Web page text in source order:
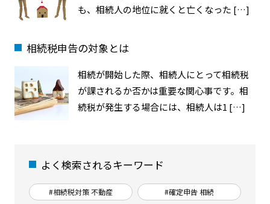
も、相続人の地位に就くと亡くなった […]
相続税申告の対象とは
相続が開始した際、相続人にとって相続税
が課されるか否かは重要な関心事です。相
続税が発生する場合には、相続人は1 […]
よく検索されるキーワード
#相続税対策 不動産 #確定申告 相続